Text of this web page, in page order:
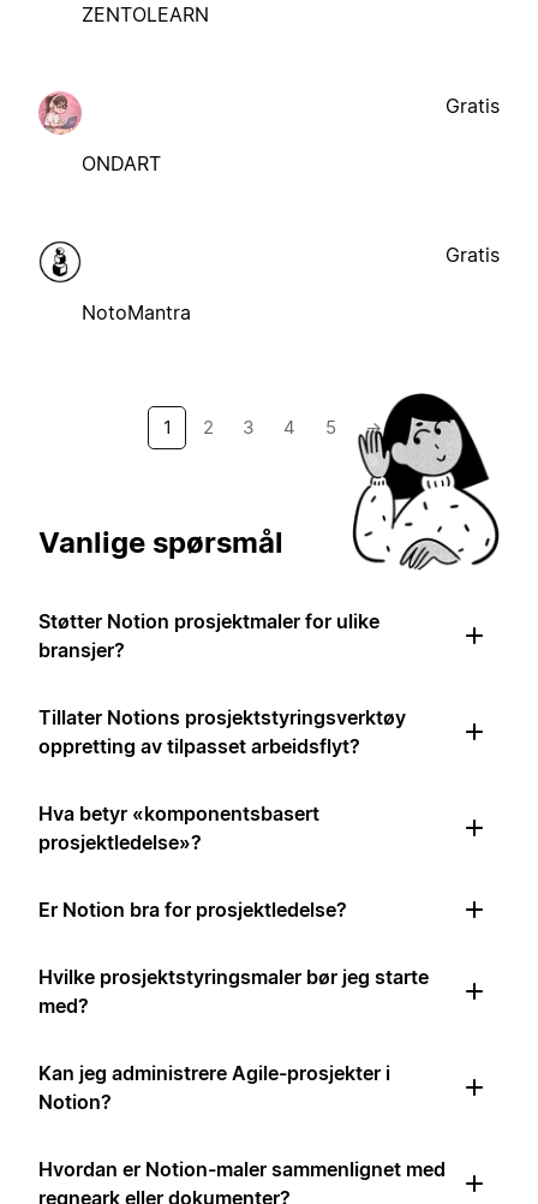
ZENTOLEARN
ONDART
Gratis
NotoMantra
Gratis
1 2 3 4 5 →
Vanlige spørsmål
Støtter Notion prosjektmaler for ulike
bransjer?
Tillater Notions prosjektstyringsverktøy
oppretting av tilpasset arbeidsflyt?
Hva betyr «komponentsbasert
prosjektledelse»?
Er Notion bra for prosjektledelse?
Hvilke prosjektstyringsmaler bør jeg starte
med?
Kan jeg administrere Agile-prosjekter i
Notion?
Hvordan er Notion-maler sammenlignet med
regneark eller dokumenter?